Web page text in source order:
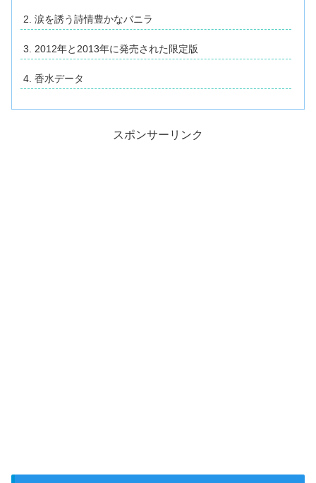
涙を誘う詩情豊かなバニラ
2012年と2013年に発売された限定版
香水データ
スポンサーリンク